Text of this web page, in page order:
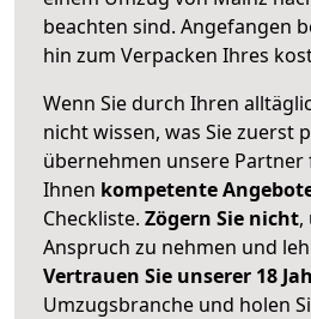
beachten sind. Angefangen
hin zum Verpacken Ihres
Wenn Sie durch Ihren
nicht wissen, was Sie zuerst
übernehmen unsere Partner
Ihnen kompetente
Checkliste. Zögern Sie nicht,
Anspruch zu nehmen und
Vertrauen Sie unserer 18
Umzugsbranche und holen